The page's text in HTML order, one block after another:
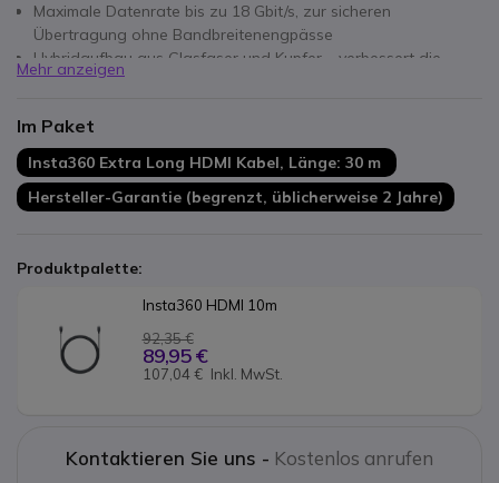
Maximale Datenrate bis zu 18 Gbit/s, zur sicheren
Übertragung ohne Bandbreitenengpässe
Hybridaufbau aus Glasfaser und Kupfer – verbessert die
Signalstärke über lange Strecken
Kontrast
Goldbeschichtete Stecker für gute Korrosionsbeständigkeit
und stabile Verbindung
Flexibles Außenmantel-Design, ideal zum Verlegen hinter
Minimierung von Signalverlust und Latenz
Geräten – vielseitig einsetzbar in Audio-/Video-Setups
Mehr anzeigen
Im Paket
Insta360 Extra Long HDMI Kabel, Länge: 30 m
Hersteller-Garantie (begrenzt, üblicherweise 2 Jahre)
Produktpalette:
Insta360 HDMI 10m
92,35 €
89,95 €
107,04 € Inkl. MwSt.
Kontaktieren Sie uns - Kostenlos anrufen